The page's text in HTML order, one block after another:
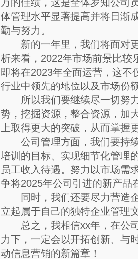
万的佳绩，这是全体岁知公司
体管理水平显著提高并将日渐
勤与努力。
新的一年里，我们将面对更
析来看，2022年市场前景比较
即将在2023年全面运营，这不
行业中领先的地位以及市场份
所以我们要继续尽一切努力
势，挖掘资源，整合资源，加
上取得更大的突破，从而掌
公司管理方面，我们要持续
培训的目标、实现细节化管理
员工收入待遇。努力以市场需
争将2025年公司引进的新产品
同时，我们还要尽力营造企
立起属于自己的独特企业管理
总之，我相信xx年，在公司
力下，一定会以开拓创新、与
动信息营销的新篇章！